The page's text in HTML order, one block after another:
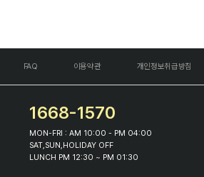
FAQ 이용약관 개인정보취급방침
1668-1570
MON-FRI : AM 10:00 - PM 04:00
SAT,SUN,HOLIDAY OFF
LUNCH PM 12:30 ~ PM 01:30